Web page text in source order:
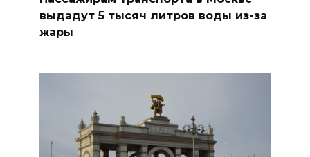
выдадут 5 тысяч литров воды из-за
жары